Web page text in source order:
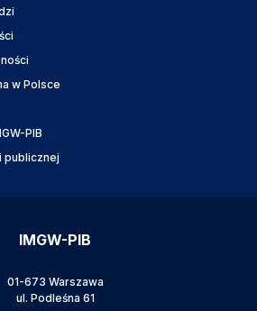
w Polsce
PIB
publicznej
IMGW-PIB
01-673 Warszawa
ul. Podleśna 61